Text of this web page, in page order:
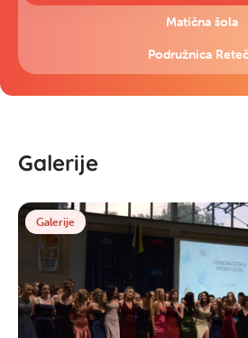
Matična šola
Podružnica
Galerije
Galerije